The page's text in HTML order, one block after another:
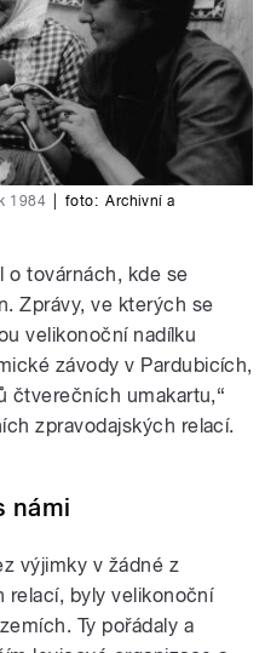
1984 foto: Archivní a
o továrnách, kde se
Zprávy, ve kterých se
velikonoční nadílku
závody v Pardubicích,
čtverečních umakartu,“
zpravodajských relací.
námi
výjimky v žádné z
relací, byly velikonoční
Ty pořádaly a